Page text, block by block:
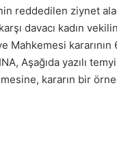
reddedilen ziynet
davacı kadın
kararının
Aşağıda yazılı
kararın bir